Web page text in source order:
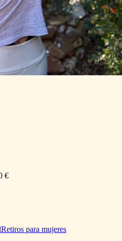
€
Retiros para mujeres